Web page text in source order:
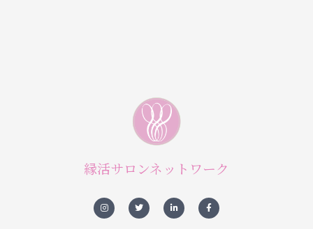
縁活サロンネットワーク
n
s
t
w
i
t
i
n
k
a
c
e